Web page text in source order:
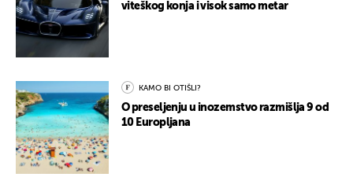
viteškog konja i visok samo metar
KAMO BI OTIŠLI?
O preseljenju u inozemstvo razmišlja 9 od
10 Europljana